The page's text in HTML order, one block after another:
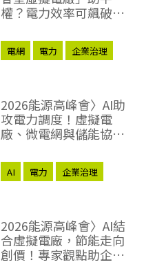
權？電力效率可飆破
能源升級解方
電網 電力 企業治理
2026能源高峰會〉AI助
攻電力調度！虛擬電
廠、微電網與儲能協奏
AI 電力 企業治理
2026能源高峰會〉AI結
合虛擬電廠，節能走向
創價！專家觀點助企業